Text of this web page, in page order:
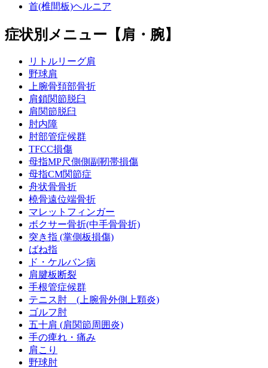
首(椎間板)ヘルニア
症状別メニュー【肩・腕】
リトルリーグ肩
野球肩
上腕骨頚部骨折
肩鎖関節脱臼
肩関節脱臼
肘内障
肘部管症候群
TFCC損傷
母指MP尺側側副靭帯損傷
母指CM関節症
舟状骨骨折
橈骨遠位端骨折
マレットフィンガー
ボクサー骨折(中手骨骨折)
突き指 (掌側板損傷)
ばね指
ド・ケルバン病
肩腱板断裂
手根管症候群
テニス肘 (上腕骨外側上顆炎)
ゴルフ肘
五十肩 (肩関節周囲炎)
手の痺れ・痛み
肩こり
野球肘